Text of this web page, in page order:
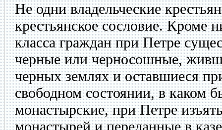
Не одни владельческие
крестьянское сословие. Кроме
класса граждан при Петре
черные или черносошные,
черных землях и оставшиеся
свободном состоянии, в каком
монастырские, при Петре
монастырей и переданные в